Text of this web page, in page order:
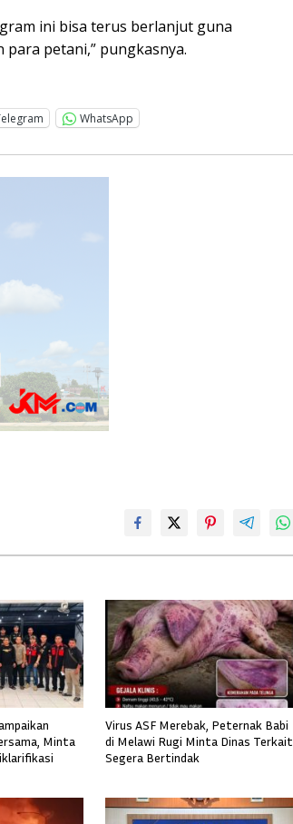
ini bisa terus berlanjut guna
petani,” pungkasnya.
WhatsApp
Minta
Virus ASF Merebak, Peternak Babi
di Melawi Rugi Minta Dinas Terkait
Segera Bertindak